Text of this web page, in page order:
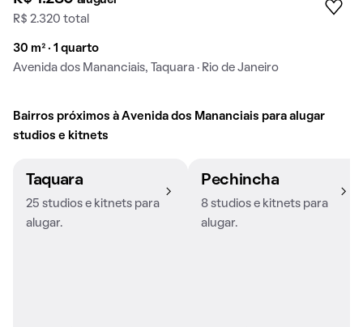
R$ 2.320 total
30 m² · 1 quarto
Avenida dos Mananciais, Taquara · Rio de Janeiro
Bairros próximos à Avenida dos Mananciais para alugar
studios e kitnets
Taquara
25 studios e kitnets para
alugar.
Pechincha
8 studios e kitnets para
alugar.